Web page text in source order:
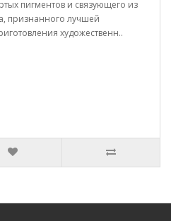
пигментов и связующего из
признанного лучшей
художественн..